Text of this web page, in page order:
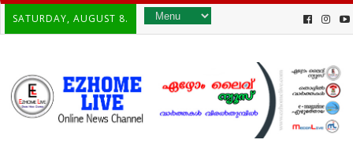
SATURDAY, AUGUST 8.